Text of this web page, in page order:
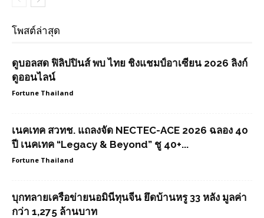
โพสต์ล่าสุด
ดูบอลสด ฟิลิปปินส์ พบ ไทย ชิงแชมป์อาเซียน 2026 ลิงก์
ดูออนไลน์
Fortune Thailand
เนคเทค สวทช. แถลงจัด NECTEC-ACE 2026 ฉลอง 40
ปี เนคเทค “Legacy & Beyond” ชู 40+...
Fortune Thailand
บุกทลายเครือข่ายนอมินีทุนจีน ยึดบ้านหรู 33 หลัง มูลค่า
กว่า 1,275 ล้านบาท